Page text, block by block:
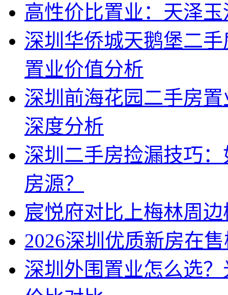
高性价比置业：天泽
深圳华侨城天鹅堡二
置业价值分析
深圳前海花园二手房
深度分析
深圳二手房捡漏技巧
房源？
宸悦府对比上梅林周
2026深圳优质新房在
深圳外围置业怎么选